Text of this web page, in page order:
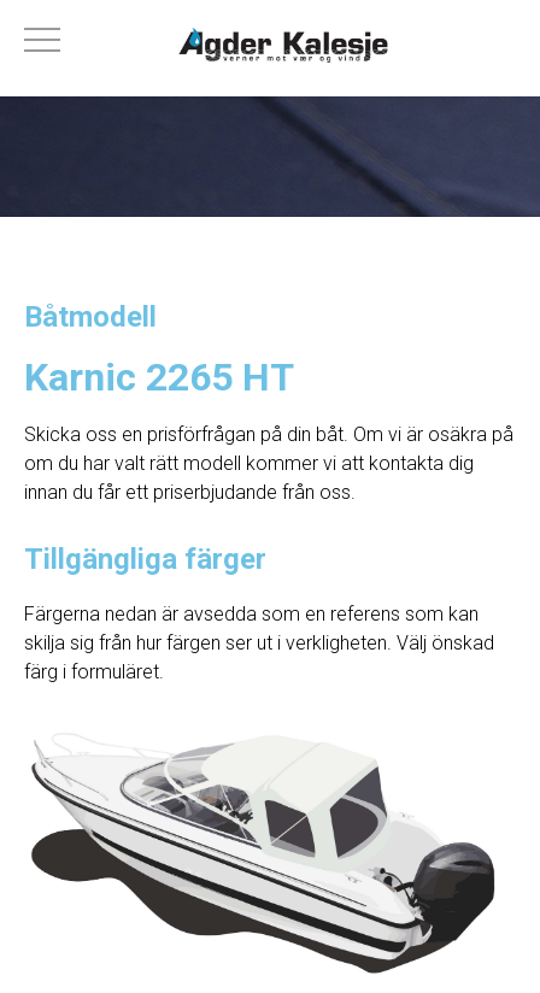
Båtmodell
Karnic 2265 HT
Skicka oss en prisförfrågan på din båt. Om vi ​​är osäkra på
om du har valt rätt modell kommer vi att kontakta dig
innan du får ett priserbjudande från oss.
Tillgängliga färger
Färgerna nedan är avsedda som en referens som kan
skilja sig från hur färgen ser ut i verkligheten. Välj önskad
färg i formuläret.